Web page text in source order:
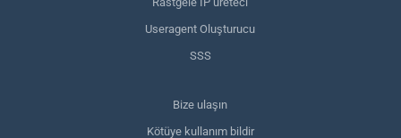
Useragent Oluşturucu
SSS
Bize ulaşın
Kötüye kullanım bildir